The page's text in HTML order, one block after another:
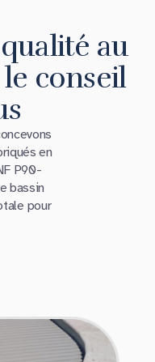
qualité au
conseil
en
P90-
bassin
pour